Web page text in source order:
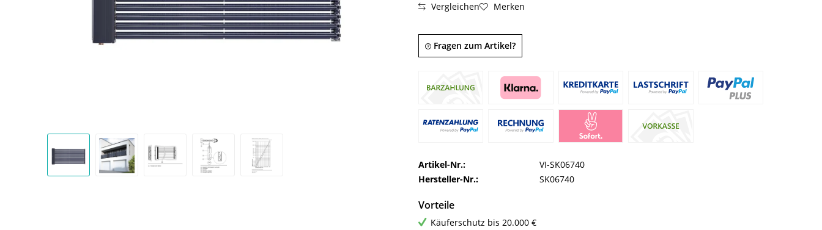
Vergleichen Merken
Fragen zum Artikel?
Artikel-Nr.:
VI-SK06740
Hersteller-Nr.:
SK06740
Vorteile
Käuferschutz bis 20.000 €